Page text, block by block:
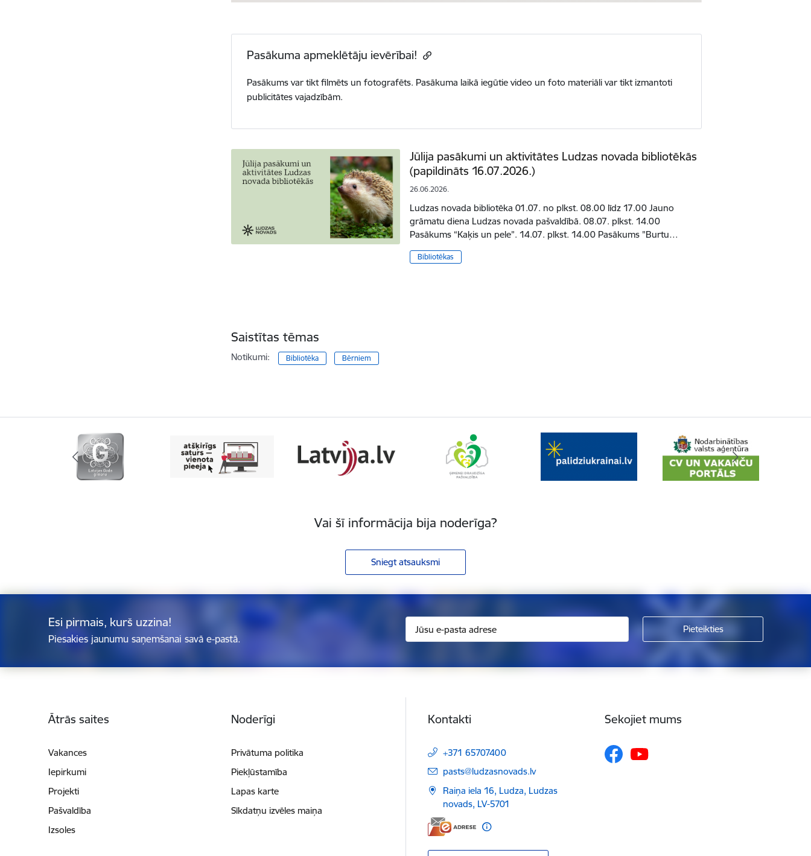
Pasākuma apmeklētāju ievērībai!
Pasākums var tikt filmēts un fotografēts. Pasākuma laikā iegūtie video un foto materiāli var tikt izmantoti
publicitātes vajadzībām.
Jūlija pasākumi un aktivitātes Ludzas novada bibliotēkās
(papildināts 16.07.2026.)
26.06.2026.
Ludzas novada bibliotēka 01.07. no plkst. 08.00 līdz 17.00 Jauno
grāmatu diena Ludzas novada pašvaldībā. 08.07. plkst. 14.00
Pasākums “Kaķis un pele”. 14.07. plkst. 14.00 Pasākums "Burtu…
Bibliotēkas
Saistītas tēmas
Notikumi: Bibliotēka Bērniem
Vai šī informācija bija noderīga?
Sniegt atsauksmi
Esi pirmais, kurš uzzina!
Piesakies jaunumu saņemšanai savā e-pastā.
Ātrās saites
Vakances
Iepirkumi
Projekti
Pašvaldība
Izsoles
Noderīgi
Privātuma politika
Piekļūstamība
Lapas karte
Sīkdatņu izvēles maiņa
Kontakti
+371 65707400
E-pasts:
pasts@ludzasnovads.lv
Raiņa iela 16, Ludza, Ludzas
novads, LV-5701
Sekojiet mums